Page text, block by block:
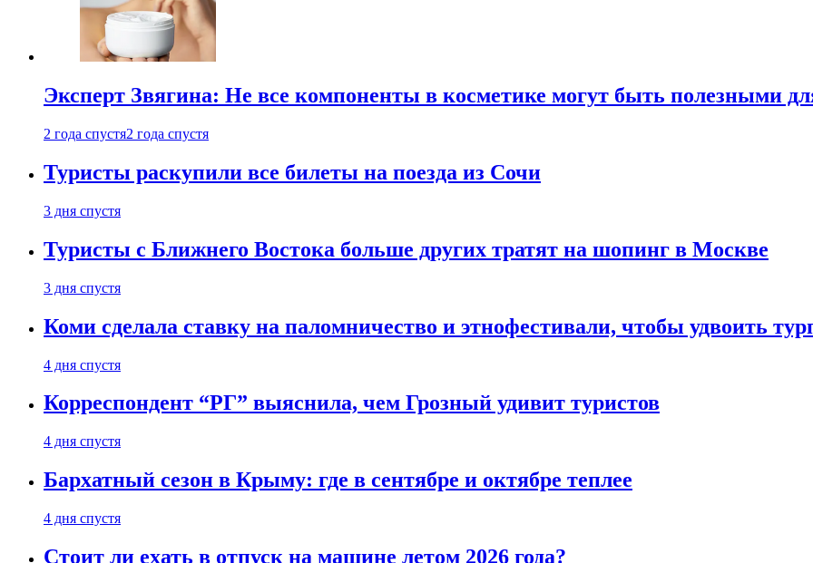
Эксперт Звягина: Не все компоненты в косметике могут быть полезными
2 года спустя2 года спустя
Туристы раскупили все билеты на поезда из Сочи
3 дня спустя
Туристы с Ближнего Востока больше других тратят на шопинг в Москве
3 дня спустя
Коми сделала ставку на паломничество и этнофестивали, чтобы удвоить
4 дня спустя
Корреспондент “РГ” выяснила, чем Грозный удивит туристов
4 дня спустя
Бархатный сезон в Крыму: где в сентябре и октябре теплее
4 дня спустя
Стоит ли ехать в отпуск на машине летом 2026 года?